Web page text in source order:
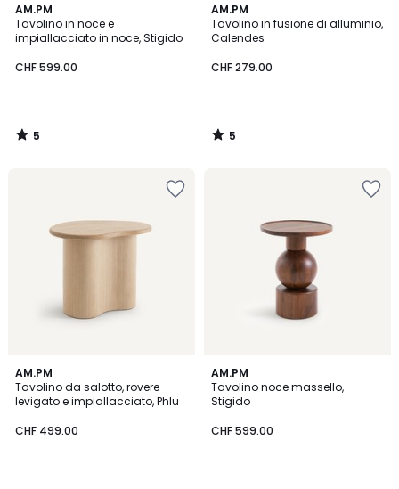
AM.PM
Tavolino in noce e
impiallacciato in noce, Stigido
CHF 599.00
5
/
5
5
/
AM.PM
Tavolino in fusione di alluminio,
Calendes
CHF 279.00
5
/
5
5
/
AM.PM
Tavolino da salotto, rovere
levigato e impiallacciato, Phlu
CHF 499.00
4.1
/ 5
AM.PM
Tavolino noce massello,
Stigido
CHF 599.00
5
/
5